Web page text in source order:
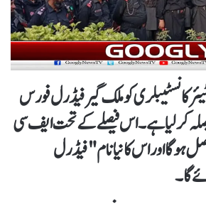
کانسٹیبلری کو ملک گیر فیڈرل فورس
کر لیا ہے۔ اس فیصلے کے تحت ایف سی
ہوگا اور اس کا نیا نام "فیڈرل
گا۔